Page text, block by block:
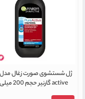
active گارنیر حجم 200 میلی لیتر